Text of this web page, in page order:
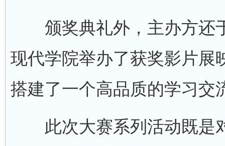
颁奖典礼外，主办方还于
现代学院举办了获奖影片展
搭建了一个高品质的学习交
此次大赛系列活动既是